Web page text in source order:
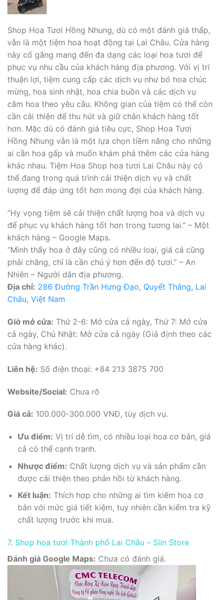
Shop Hoa Tươi Hồng Nhung, dù có một đánh giá thấp,
vẫn là một tiệm hoa hoạt động tại Lai Châu. Cửa hàng
này cố gắng mang đến đa dạng các loại hoa tươi để
phục vụ nhu cầu của khách hàng địa phương. Với vị trí
thuận lợi, tiệm cung cấp các dịch vụ như bó hoa chúc
mừng, hoa sinh nhật, hoa chia buồn và các dịch vụ
cắm hoa theo yêu cầu. Không gian của tiệm có thể còn
cần cải thiện để thu hút và giữ chân khách hàng tốt
hơn. Mặc dù có đánh giá tiêu cực, Shop Hoa Tươi
Hồng Nhung vẫn là một lựa chọn tiềm năng cho những
ai cần hoa gấp và muốn khám phá thêm các cửa hàng
khác nhau. Tiệm Hoa Shop hoa tươi Lai Châu này có
thể đang trong quá trình cải thiện dịch vụ và chất
lượng để đáp ứng tốt hơn mong đợi của khách hàng.
“Hy vọng tiệm sẽ cải thiện chất lượng hoa và dịch vụ
để phục vụ khách hàng tốt hơn trong tương lai.” – Một
khách hàng – Google Maps.
“Mình thấy hoa ở đây cũng có nhiều loại, giá cả cũng
phải chăng, chỉ là cần chú ý hơn đến độ tươi.” – An
Nhiên – Người dân địa phương.
Địa chỉ: 286 Đường Trần Hưng Đạo, Quyết Thắng, Lai
Châu, Việt Nam
Giờ mở cửa: Thứ 2-6: Mở cửa cả ngày, Thứ 7: Mở cửa
cả ngày, Chủ Nhật: Mở cửa cả ngày (Giả định theo các
cửa hàng khác).
Liên hệ: Số điện thoại: +84 213 3875 700
Website/Social: Chưa rõ
Giá cả: 100.000-300.000 VNĐ, tùy dịch vụ.
Ưu điểm: Vị trí dễ tìm, có nhiều loại hoa cơ bản, giá
cả có thể cạnh tranh.
Nhược điểm: Chất lượng dịch vụ và sản phẩm cần
được cải thiện theo phản hồi từ khách hàng.
Kết luận: Thích hợp cho những ai tìm kiếm hoa cơ
bản với mức giá tiết kiệm, tuy nhiên cần kiểm tra kỹ
chất lượng trước khi mua.
7. Shop hoa tươi Thành phố Lai Châu – Siin Store
Đánh giá Google Maps: Chưa có đánh giá.